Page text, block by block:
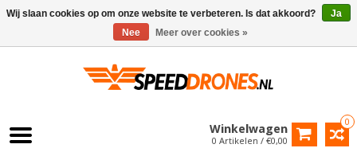
0
Winkelwagen
0 Artikelen / €0,00
Wij slaan cookies op om onze website te verbeteren. Is dat akkoord?
Ja
Nee
Meer over cookies »